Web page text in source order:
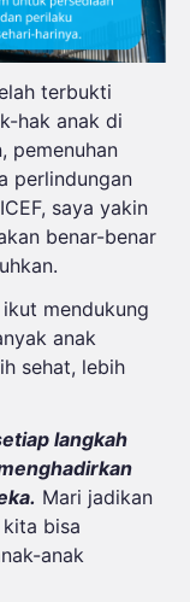
terbukti
hak anak di
pemenuhan
perlindungan
saya yakin
benar-benar
mendukung
anak
sehat, lebih
langkah
Mari jadikan
bisa
anak